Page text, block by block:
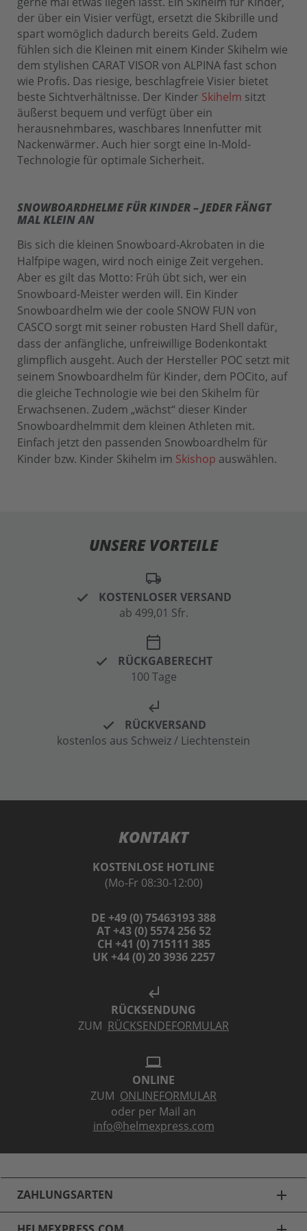
der über ein Visier verfügt, ersetzt die Skibrille und
spart womöglich dadurch bereits Geld. Zudem
fühlen sich die Kleinen mit einem Kinder Skihelm wie
dem stylishen CARAT VISOR von ALPINA fast schon
wie Profis. Das riesige, beschlagfreie Visier bietet
beste Sichtverhältnisse. Der Kinder Skihelm sitzt
äußerst bequem und verfügt über ein
herausnehmbares, waschbares Innenfutter mit
Nackenwärmer. Auch hier sorgt eine In-Mold-
Technologie für optimale Sicherheit.
SNOWBOARDHELME FÜR KINDER – JEDER FÄNGT
MAL KLEIN AN
Bis sich die kleinen Snowboard-Akrobaten in die
Halfpipe wagen, wird noch einige Zeit vergehen.
Aber es gilt das Motto: Früh übt sich, wer ein
Snowboard-Meister werden will. Ein Kinder
Snowboardhelm wie der coole SNOW FUN von
CASCO sorgt mit seiner robusten Hard Shell dafür,
dass der anfängliche, unfreiwillige Bodenkontakt
glimpflich ausgeht. Auch der Hersteller POC setzt mit
seinem Snowboardhelm für Kinder, dem POCito, auf
die gleiche Technologie wie bei den Skihelm für
Erwachsenen. Zudem „wächst“ dieser Kinder
Snowboardhelmmit dem kleinen Athleten mit.
Einfach jetzt den passenden Snowboardhelm für
Kinder bzw. Kinder Skihelm im Skishop auswählen.
UNSERE VORTEILE
local_shipping
KOSTENLOSER VERSAND
ab 499,01 Sfr.
calendar_today
RÜCKGABERECHT
100 Tage
subdirectory_arrow_left
RÜCKVERSAND
kostenlos aus Schweiz / Liechtenstein
KONTAKT
KOSTENLOSE HOTLINE
(Mo-Fr 08:30-12:00)
DE +49 (0) 75463193 388
AT +43 (0) 5574 256 52
CH +41 (0) 715111 385
UK +44 (0) 20 3936 2257
subdirectory_arrow_left
RÜCKSENDUNG
ZUM RÜCKSENDEFORMULAR
laptop
ONLINE
ZUM ONLINEFORMULAR
oder per Mail an
info@helmexpress.com
ZAHLUNGSARTEN add